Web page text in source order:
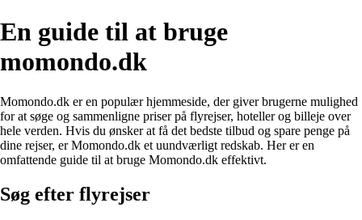
En guide til at bruge
momondo.dk
Momondo.dk er en populær hjemmeside, der giver brugerne mulighed
for at søge og sammenligne priser på flyrejser, hoteller og billeje over
hele verden. Hvis du ønsker at få det bedste tilbud og spare penge på
dine rejser, er Momondo.dk et uundværligt redskab. Her er en
omfattende guide til at bruge Momondo.dk effektivt.
Søg efter flyrejser